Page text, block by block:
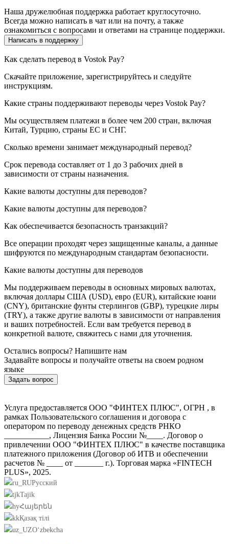
Наша дружелюбная поддержка работает круглосуточно.
Всегда можно написать в чат или на почту, а также
ознакомиться с вопросами и ответами на странице поддержки.
Написать в поддержку
Как сделать перевод в Vostok Pay?
Скачайте приложение, зарегистрируйтесь и следуйте
инструкциям.
Какие страны поддерживают переводы через Vostok Pay?
Мы осуществляем платежи в более чем 200 стран, включая
Китай, Турцию, страны ЕС и СНГ.
Сколько времени занимает международный перевод?
Срок перевода составляет от 1 до 3 рабочих дней в
зависимости от страны назначения.
Какие валюты доступны для переводов?
Какие валюты доступны для переводов?
Как обеспечивается безопасность транзакций?
Все операции проходят через защищенные каналы, а данные
шифруются по международным стандартам безопасности.
Какие валюты доступны для переводов
Мы поддерживаем переводы в основных мировых валютах,
включая доллары США (USD), евро (EUR), китайские юани
(CNY), британские фунты стерлингов (GBP), турецкие лиры
(TRY), а также другие валюты в зависимости от направления
и ваших потребностей. Если вам требуется перевод в
конкретной валюте, свяжитесь с нами для уточнения.
Остались вопросы? Напишите нам
Задавайте вопросы и получайте ответы на своем родном
языке
Задать вопрос
Услуга предоставляется ООО "ФИНТЕХ ПЛЮС", ОГРН , в
рамках Пользовательского соглашения и договора с
оператором по переводу денежных средств РНКО
___________, Лицензия Банка России №____. Договор о
привлечении ООО "ФИНТЕХ ПЛЮС" в качестве поставщика
платежного приложения (Договор об ИТВ и обеспечении
расчетов № ____ от _______ г.). Торговая марка «FINTECH
PLUS», 2025.
Русский
Tajik
Հայերեն
Қазақ тілі
O‘zbekcha